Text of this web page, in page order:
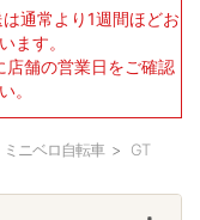
通常より1週間ほどお
ます。
店舗の営業日をご確認
。
ミニベロ自転車 GT